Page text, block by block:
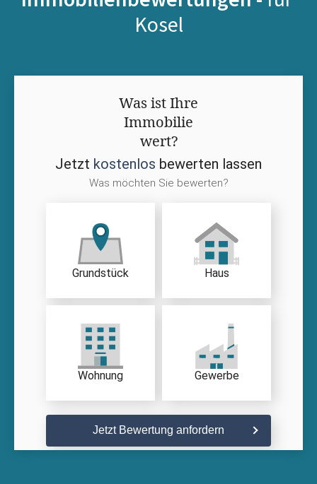
Kosel
Was ist Ihre
Immobilie
wert?
Jetzt kostenlos bewerten lassen
Was möchten Sie bewerten?
Grundstück Haus
Wohnung Gewerbe
Jetzt Bewertung anfordern